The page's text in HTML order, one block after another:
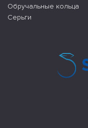
Обручальные кольца
Серьги